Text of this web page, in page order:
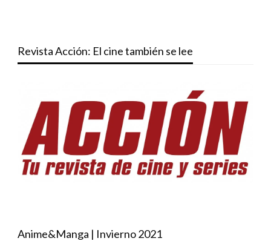
Revista Acción: El cine también se lee
Anime&Manga | Invierno 2021